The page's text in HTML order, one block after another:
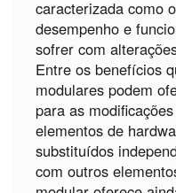
caracterizada como
desempenho e
sofrer com
Entre os benefícios
modulares podem
para as
elementos de
substituídos
com outros